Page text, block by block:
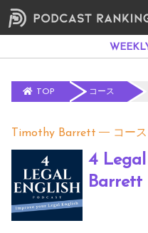
TOP コース
Timothy Barrett コース
4
Barrett